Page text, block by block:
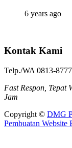
6 years ago
Kontak Kami
Telp./WA 0813-
Fast Respon, Tepat
Jam
Copyright © DMG
Pembuatan Website